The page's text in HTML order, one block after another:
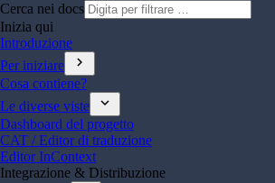
Cerca nei docs
Inizia qui
Introduzione
Per iniziare
chevron_right
Cosa contiene?
Le diverse viste
expand_more
Dashboard del progetto
CAT / Editor di traduzione
Editor InContext
Integrazione & Distribuzione